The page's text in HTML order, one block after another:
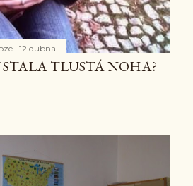
12 dubna
STALA TLUSTÁ NOHA?